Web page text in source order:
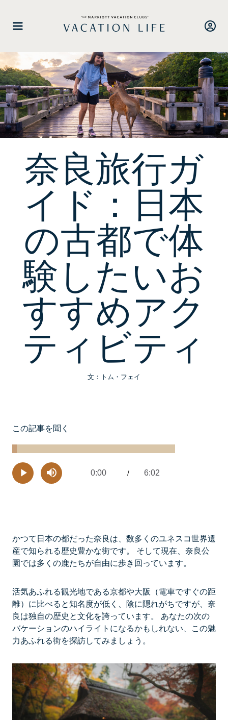
し
て
コ
ン
テ
ン
ツ
に
奈良旅行ガ
イド：日本
の古都で体
験したいお
すすめアク
ティビティ
文：トム・フェイ
この記事を聞く
Play Mute Current
0:00 /
2.71%
Remaining
6:02
かつて日本の都だった奈良は、数多くのユネスコ世界遺
産で知られる歴史豊かな街です。 そして現在、奈良公
園では多くの鹿たちが自由に歩き回っています。
活気あふれる観光地である京都や大阪（電車ですぐの距
離）に比べると知名度が低く、陰に隠れがちですが、奈
良は独自の歴史と文化を誇っています。 あなたの次の
バケーションのハイライトになるかもしれない、この魅
力あふれる街を探訪してみましょう。